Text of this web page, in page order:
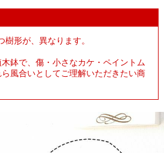
形が、異なります。
鉢で、傷・小さなカケ・ペイントム
風合いとしてご理解いただきたい商